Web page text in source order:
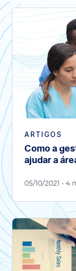
ARTIGOS
Como a
ajudar a
05/10/2021 • 4